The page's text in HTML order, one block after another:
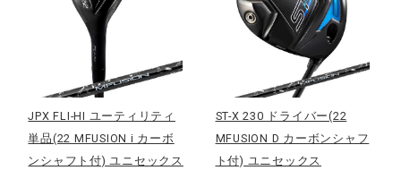
テニス／ソフトテニス
バドミントン
陸上競技
JPX FLI-HI ユーティリティ
単品(22 MFUSION i カーボ
ンシャフト付) ユニセックス
ST-X 230 ドライバー(22
MFUSION D カーボンシャフ
ト付) ユニセックス